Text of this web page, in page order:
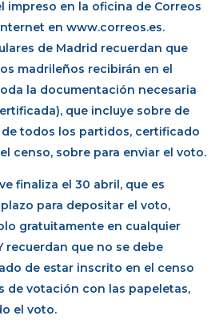
impreso en la oficina de Correos
en www.correos.es.
de Madrid recuerdan que
madrileños recibirán en el
la documentación necesaria
que incluye sobre de
todos los partidos, certificado
censo, sobre para enviar el voto.
finaliza el 30 abril, que es
para depositar el voto,
gratuitamente en cualquier
recuerdan que no se debe
de estar inscrito en el censo
de votación con las papeletas,
el voto.